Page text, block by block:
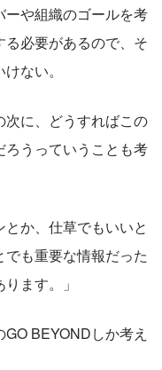
ーや組織のゴールを考
る必要があるので、そ
ない。
次に、どうすればこの
ろうっていうことも考
か、仕草でもいいと
も重要な情報だった
ます。」
BEYONDしか考え